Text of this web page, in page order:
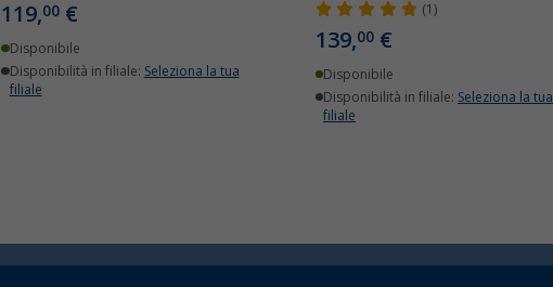
119,00 €
Disponibile
Disponibilità in filiale: Seleziona la tua
filiale
(1)
139,00€
Disponibile
Disponibilità in filiale: Seleziona la tua
filiale